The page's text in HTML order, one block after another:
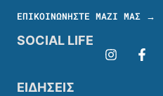
ΕΠΙΚΟΙΝΩΝΗΣΤΕ ΜΑΖΙ ΜΑΣ →
SOCIAL LIFE
ΕΙΔΗΣΕΙΣ